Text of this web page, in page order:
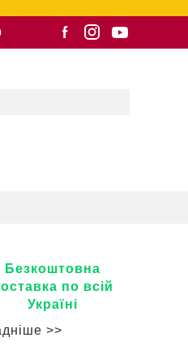
Безкоштовна
по всій
Україні
>>